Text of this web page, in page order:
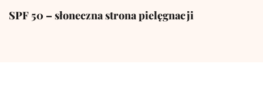
SPF 50 – słoneczna strona pielęgnacji